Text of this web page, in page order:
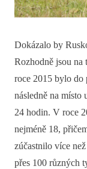
Dokázalo by
Rozhodně jsou
roce 2015 bylo do
následně na místo
24 hodin. V roce
nejméně 18,
zúčastnilo více
přes 100 různých